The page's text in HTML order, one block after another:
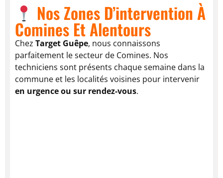
Nos Zones D’intervention À
Comines Et Alentours
Chez Target Guêpe, nous connaissons
parfaitement le secteur de Comines. Nos
techniciens sont présents chaque semaine dans la
commune et les localités voisines pour intervenir
en urgence ou sur rendez-vous.